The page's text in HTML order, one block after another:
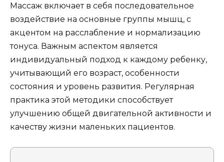
Массаж включает в себя последовательное
воздействие на основные группы мышц, с
акцентом на расслабление и нормализацию
тонуса. Важным аспектом является
индивидуальный подход к каждому ребенку,
учитывающий его возраст, особенности
состояния и уровень развития. Регулярная
практика этой методики способствует
улучшению общей двигательной активности и
качеству жизни маленьких пациентов.